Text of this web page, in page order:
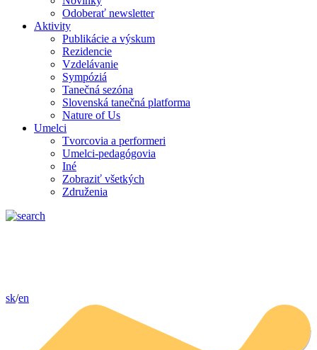
Odoberať newsletter
Aktivity
Publikácie a výskum
Rezidencie
Vzdelávanie
Sympóziá
Tanečná sezóna
Slovenská tanečná platforma
Nature of Us
Umelci
Tvorcovia a performeri
Umelci-pedagógovia
Iné
Zobraziť všetkých
Združenia
sk/en